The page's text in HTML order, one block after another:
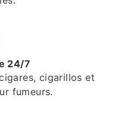
24/7
cigarillos et
fumeurs.